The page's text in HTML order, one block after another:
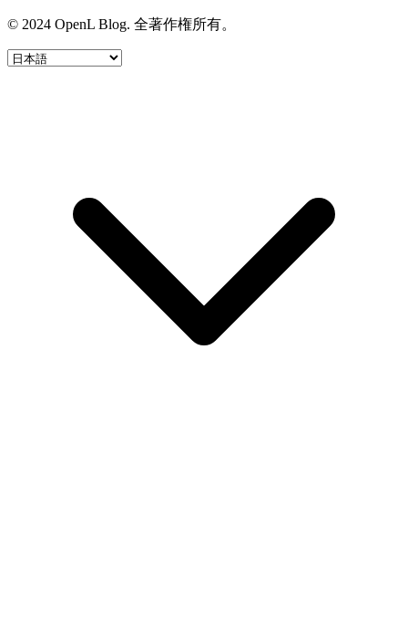
© 2024 OpenL Blog. 全著作権所有。